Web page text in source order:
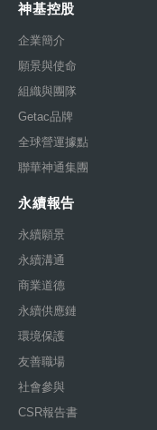
神基控股
企業簡介
願景與使命
組織與團隊
Getac品牌
全球營運據點
聯華神通集團
永續報告
永續願景
永續溝通
商業道德
永續供應鏈
環境保護
友善職場
社會參與
CSR報告書